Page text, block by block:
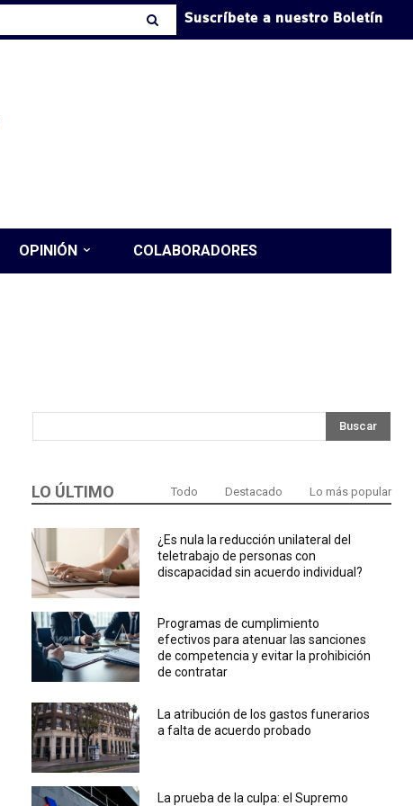
Suscríbete a nuestro Boletín
OPINIÓN COLABORADORES
Buscar
LO ÚLTIMO Todo Destacado Lo más popular
¿Es nula la reducción unilateral del
teletrabajo de personas con
discapacidad sin acuerdo individual?
Programas de cumplimiento
efectivos para atenuar las sanciones
de competencia y evitar la prohibición
de contratar
La atribución de los gastos funerarios
a falta de acuerdo probado
La prueba de la culpa: el Supremo